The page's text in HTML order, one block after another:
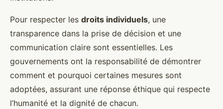
Pour respecter les droits individuels, une
transparence dans la prise de décision et une
communication claire sont essentielles. Les
gouvernements ont la responsabilité de démontrer
comment et pourquoi certaines mesures sont
adoptées, assurant une réponse éthique qui respecte
l’humanité et la dignité de chacun.